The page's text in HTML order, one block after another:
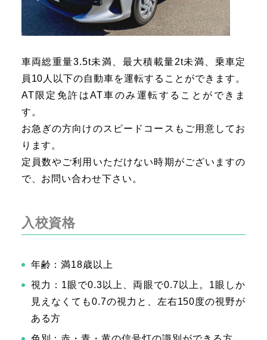
車両総重量3.5t未満、最大積載量2t未満、乗車定
員10人以下の自動車を運転することができます。
AT限定免許はAT車のみ運転することができま
す。
お急ぎの方向けのスピードコースもご用意してお
ります。
定員数やご利用いただけない時期がございますの
で、お問い合わせ下さい。
入校資格
年齢：満18歳以上
視力：1眼で0.3以上、両眼で0.7以上。1眼しか
見えなくても0.7の視力と、左右150度の視野が
ある方